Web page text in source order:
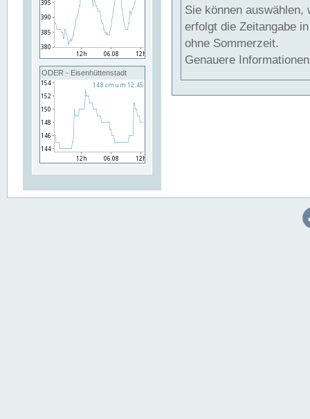
ODER - Eisenhüttenstadt
Sie können auswählen,
erfolgt die Zeitangabe
ohne Sommerzeit.
Genauere